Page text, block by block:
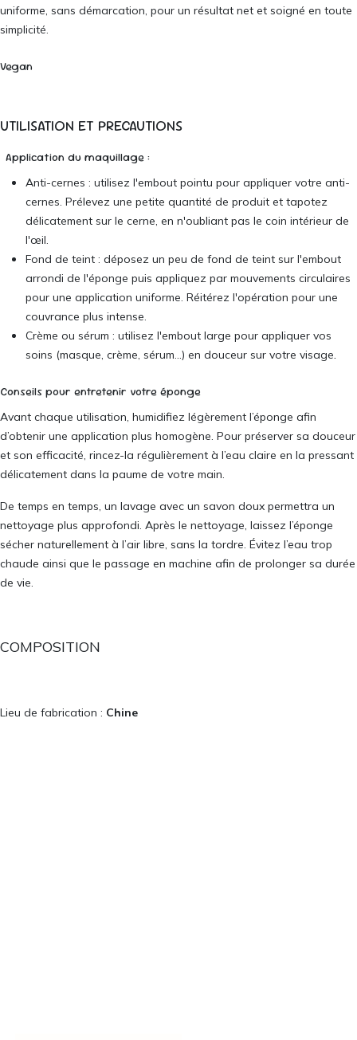
uniforme, sans démarcation, pour un résultat net et soigné en toute
simplicité.
Vegan
UTILISATION ET PRECAUTIONS
Application du maquillage :
Anti-cernes : utilisez l'embout pointu pour appliquer votre anti-
cernes. Prélevez une petite quantité de produit et tapotez
délicatement sur le cerne, en n'oubliant pas le coin intérieur de
l'œil.
Fond de teint : déposez un peu de fond de teint sur l'embout
arrondi de l'éponge puis appliquez par mouvements circulaires
pour une application uniforme. Réitérez l'opération pour une
couvrance plus intense.
Crème ou sérum : utilisez l'embout large pour appliquer vos
soins (masque, crème, sérum...) en douceur sur votre visage.
Conseils pour entretenir votre éponge
Avant chaque utilisation, humidifiez légèrement l’éponge afin
d’obtenir une application plus homogène. Pour préserver sa douceur
et son efficacité, rincez-la régulièrement à l’eau claire en la pressant
délicatement dans la paume de votre main.
De temps en temps, un lavage avec un savon doux permettra un
nettoyage plus approfondi. Après le nettoyage, laissez l’éponge
sécher naturellement à l’air libre, sans la tordre. Évitez l’eau trop
chaude ainsi que le passage en machine afin de prolonger sa durée
de vie.
COMPOSITION
Lieu de fabrication : Chine